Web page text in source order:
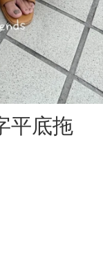
平底拖